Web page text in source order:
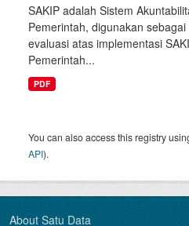
SAKIP adalah Sistem
Pemerintah, digunakan
evaluasi atas implementasi
Pemerintah...
PDF
You can also access this registry
API).
About Satu Data